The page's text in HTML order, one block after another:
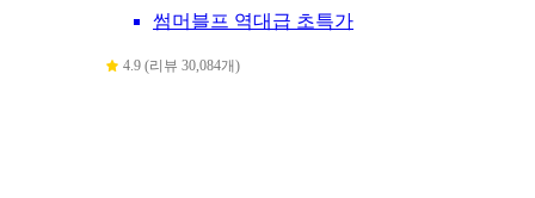
썸머블프 역대급 초특가
4.9 (리뷰 30,084개)